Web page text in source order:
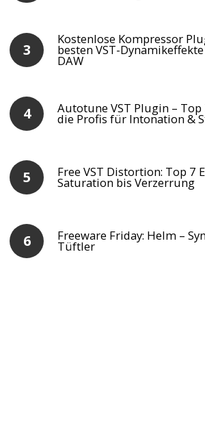
Kostenlose Kompressor
besten VST-
DAW
Autotune VST Plugin – Top
die Profis für Intonation &
Free VST Distortion: Top 7
Saturation bis Verzerrung
Freeware Friday: Helm –
Tüftler